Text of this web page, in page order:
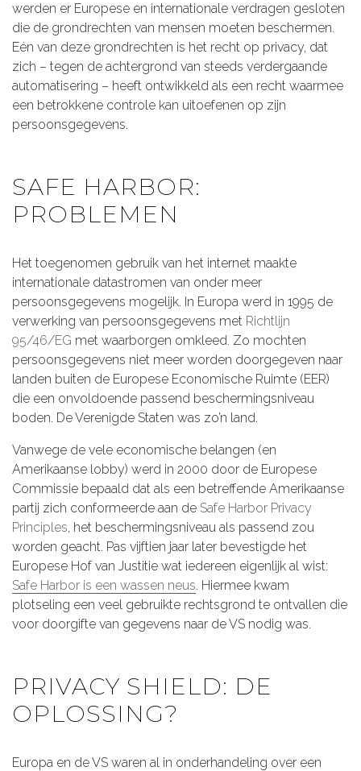
werden er Europese en internationale verdragen gesloten
die de grondrechten van mensen moeten beschermen.
Eén van deze grondrechten is het recht op privacy, dat
zich – tegen de achtergrond van steeds verdergaande
automatisering – heeft ontwikkeld als een recht waarmee
een betrokkene controle kan uitoefenen op zijn
persoonsgegevens.
SAFE HARBOR:
PROBLEMEN
Het toegenomen gebruik van het internet maakte
internationale datastromen van onder meer
persoonsgegevens mogelijk. In Europa werd in 1995 de
verwerking van persoonsgegevens met Richtlijn
95/46/EG met waarborgen omkleed. Zo mochten
persoonsgegevens niet meer worden doorgegeven naar
landen buiten de Europese Economische Ruimte (EER)
die een onvoldoende passend beschermingsniveau
boden. De Verenigde Staten was zo’n land.
Vanwege de vele economische belangen (en
Amerikaanse lobby) werd in 2000 door de Europese
Commissie bepaald dat als een betreffende Amerikaanse
partij zich conformeerde aan de Safe Harbor Privacy
Principles, het beschermingsniveau als passend zou
worden geacht. Pas vijftien jaar later bevestigde het
Europese Hof van Justitie wat iedereen eigenlijk al wist:
Safe Harbor is een wassen neus. Hiermee kwam
plotseling een veel gebruikte rechtsgrond te ontvallen die
voor doorgifte van gegevens naar de VS nodig was.
PRIVACY SHIELD: DE
OPLOSSING?
Europa en de VS waren al in onderhandeling over een